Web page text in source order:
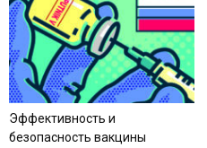
Эффективность и
безопасность вакцины